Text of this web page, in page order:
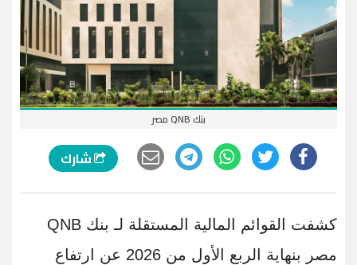
بنك QNB مصر
شارك
كشفت القوائم المالية المستقلة لـ بنك QNB
مصر بنهاية الربع الأول من 2026 عن ارتفاع